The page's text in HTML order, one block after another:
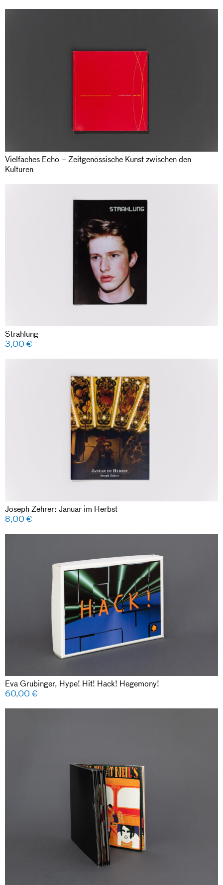
Vielfaches Echo – Zeitgenössische Kunst zwischen den
Kulturen
Strahlung
3,00€
Joseph Zehrer: Januar im Herbst
8,00€
Eva Grubinger, Hype! Hit! Hack! Hegemony!
60,00€